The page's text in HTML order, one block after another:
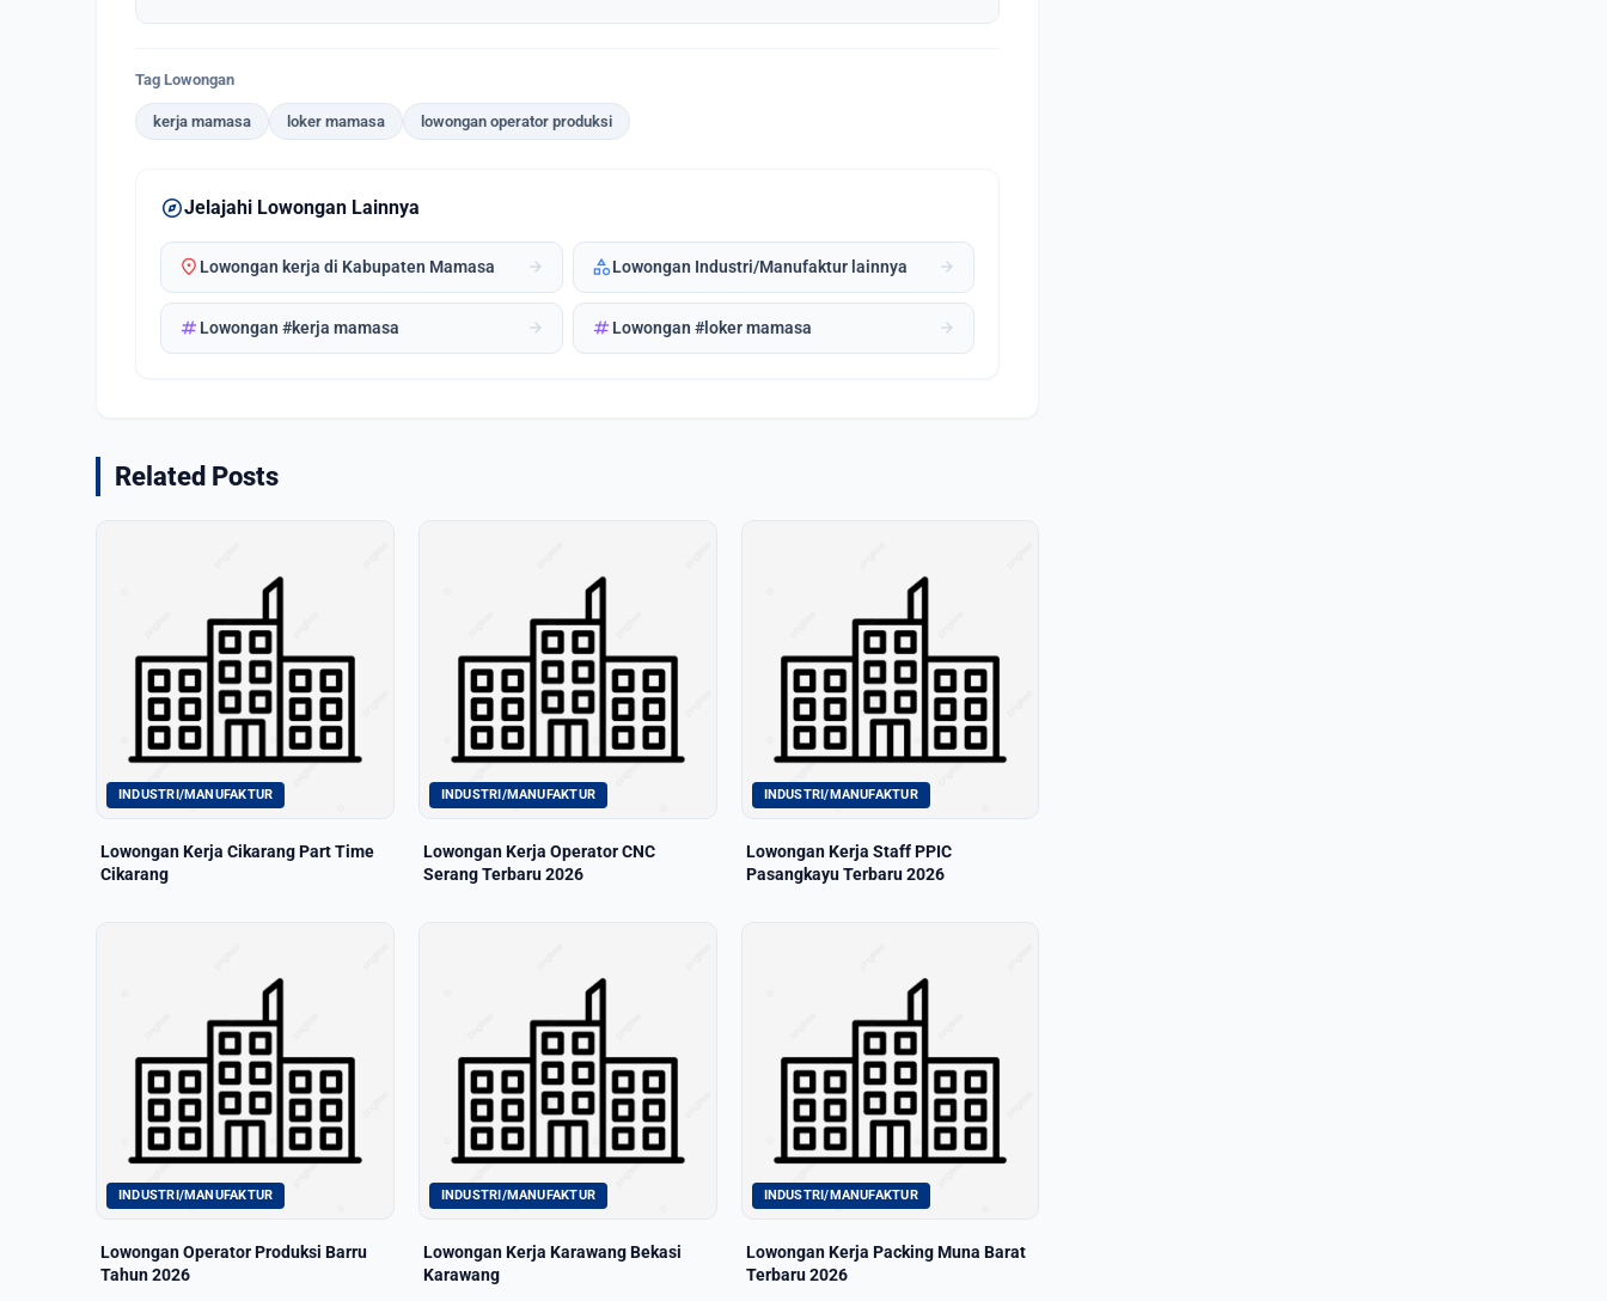
Tag Lowongan
kerja mamasa loker mamasa lowongan operator produksi
exploreJelajahi Lowongan Lainnya
location_on Lowongan kerja di Kabupaten Mamasa arrow_forward categoryLowongan Industri/Manufaktur lainnya arrow_forward
tagLowongan #kerja mamasa arrow_forward tagLowongan #loker mamasa arrow_forward
Related Posts
INDUSTRI/MANUFAKTUR
Lowongan Kerja Cikarang Part Time
Cikarang
INDUSTRI/MANUFAKTUR
Lowongan Kerja Operator CNC
Serang Terbaru 2026
INDUSTRI/MANUFAKTUR
Lowongan Kerja Staff PPIC
Pasangkayu Terbaru 2026
INDUSTRI/MANUFAKTUR
Lowongan Operator Produksi Barru
Tahun 2026
INDUSTRI/MANUFAKTUR
Lowongan Kerja Karawang Bekasi
Karawang
INDUSTRI/MANUFAKTUR
Lowongan Kerja Packing Muna Barat
Terbaru 2026